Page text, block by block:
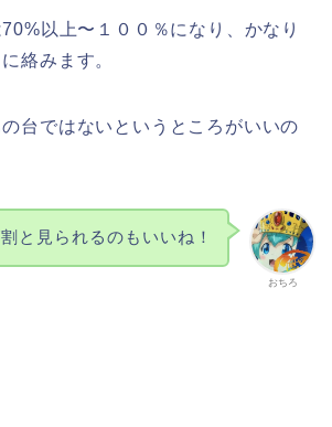
以上〜１００％になり、かなり
絡みます。
台ではないというところがいいの
おちろ
と見られるのもいいね！